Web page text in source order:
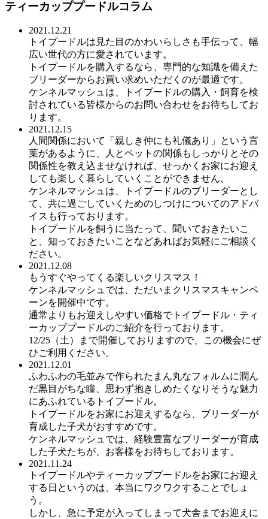
ティーカッププードルコラム
2021.12.21
トイプードルは見た目のかわいらしさも手伝って、幅
広い世代の方に愛されています。
トイプードルを購入するなら、専門的な知識を備えた
ブリーダーからお買い求めいただくのが最適です。
ケンネルマッシュは、トイプードルの購入・飼育を検
討されている皆様からのお問い合わせをお待ちしてお
ります。
2021.12.15
人間関係において「親しき仲にも礼儀あり」という言
葉があるように、人とペットの関係もしっかりとその
関係性を教え込ませなければ、せっかくお家にお迎え
しても楽しく暮らしていくことができません。
ケンネルマッシュは、トイプードルのブリーダーとし
て、共に過ごしていくためのしつけについてのアドバ
イスも行っております。
トイプードルを飼うに当たって、聞いておきたいこ
と、知っておきたいことなどあればお気軽にご相談く
ださい。
2021.12.08
もうすぐやってくる楽しいクリスマス！
ケンネルマッシュでは、ただいまクリスマスキャンペ
ーンを開催中です。
通常よりもお迎えしやすい価格でトイプードル・ティ
ーカッププードルのご紹介を行っております。
12/25（土）まで開催しておりますので、この機会にぜ
ひご利用ください。
2021.12.01
ふわふわの毛並みで作られたまん丸なフォルムに潤ん
だ黒目がちな瞳、思わず抱きしめたくなりそうな魅力
にあふれているトイプードル。
トイプードルをお家にお迎えするなら、ブリーダーが
育成した子犬がおすすめです。
ケンネルマッシュでは、経験豊富なブリーダーが育成
した子犬たちが、お客様をお待ちしております。
2021.11.24
トイプードルやティーカッププードルをお家にお迎え
する日というのは、本当にワクワクすることでしょ
う。
しかし、急に予定が入ってしまって犬舎までお迎えに